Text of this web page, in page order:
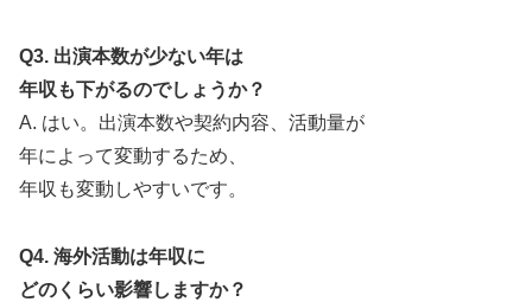
Q3. 出演本数が少ない年は
年収も下がるのでしょうか？
A. はい。出演本数や契約内容、活動量が
年によって変動するため、
年収も変動しやすいです。
Q4. 海外活動は年収に
どのくらい影響しますか？